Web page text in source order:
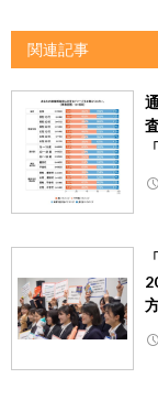
関連記事